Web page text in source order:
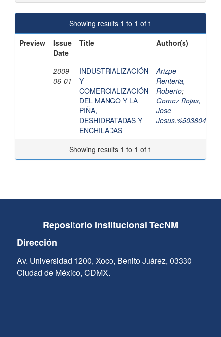
Showing results 1 to 1 of 1
Preview
Issue
Date
Title Author(s)
2009-
06-01
INDUSTRIALIZACIÓN
Y
COMERCIALIZACIÓN
DEL MANGO Y LA
PIÑA,
DESHIDRATADAS Y
ENCHILADAS
Arizpe
Renteria,
Roberto;
Gomez Rojas,
Jose
Jesus.%503804
Showing results 1 to 1 of 1
Repositorio Institucional TecNM
Dirección
Av. Universidad 1200, Xoco, Benito Juárez, 03330
Ciudad de México, CDMX.